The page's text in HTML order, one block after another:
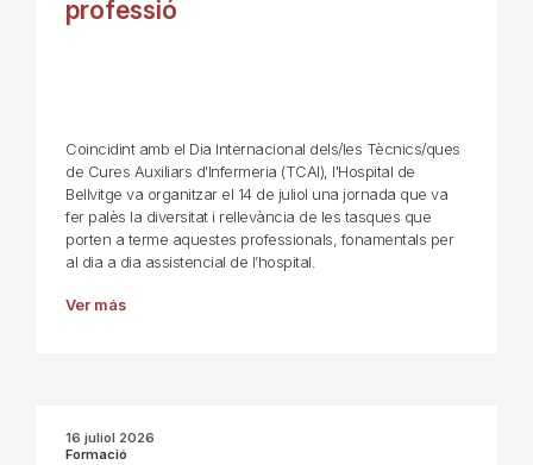
professió
Coincidint amb el Dia Internacional dels/les Tècnics/ques
de Cures Auxiliars d'Infermeria (TCAI), l'Hospital de
Bellvitge va organitzar el 14 de juliol una jornada que va
fer palès la diversitat i rellevància de les tasques que
porten a terme aquestes professionals, fonamentals per
al dia a dia assistencial de l’hospital.
Ver más
16 juliol 2026
Formació